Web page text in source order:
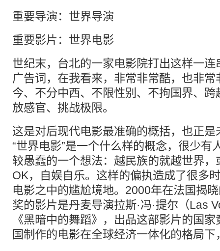
重要导演：世界导演
重要影片：世界电影
世纪末，台北的一家电影院打出这样一
广告词，在我看来，非常非常酷，也非常
今、不分中西、不限性别、不拘国界、
放感官、挑战极限。
这是对后现代电影最准确的概括，也正
“世界电影”是一个什么样的概念，很少有
较愚蠢的一个想法：越民族的就越世界
OK，自娱自乐。这样的偏执造成了很多
电影之中的尴尬境地。2000年在法国揭
奖的影片是丹麦导演拉斯·冯·提尔（Las
《黑暗中的舞蹈》，出品这部影片的国
国制作的电影在全球经济一体化的格局